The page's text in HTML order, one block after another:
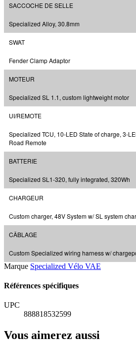
SACCOCHE DE SELLE
Specialized Alloy, 30.8mm
SWAT
Fender Clamp Adaptor
MOTEUR
Specialized SL 1.1, custom lightweight motor
UI/REMOTE
Specialized TCU, 10-LED State of charge, 3-
Road Remote
BATTERIE
Specialized SL1-320, fully integrated, 320Wh
CHARGEUR
Custom charger, 48V System w/ SL system
CÂBLAGE
Custom Specialized wiring harness w/
Marque Specialized Vélo VAE
Références spécifiques
UPC
888818532599
Vous aimerez aussi